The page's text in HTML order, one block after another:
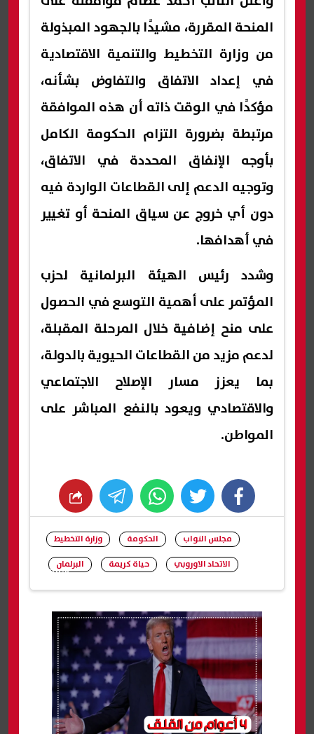
المنحة المقررة، مشيدًا بالجهود المبذولة
من وزارة التخطيط والتنمية الاقتصادية
في إعداد الاتفاق والتفاوض بشأنه،
مؤكدًا في الوقت ذاته أن هذه الموافقة
مرتبطة بضرورة التزام الحكومة الكامل
بأوجه الإنفاق المحددة في الاتفاق،
وتوجيه الدعم إلى القطاعات الواردة فيه
دون أي خروج عن سياق المنحة أو تغيير
في أهدافها.
وشدد رئيس الهيئة البرلمانية لحزب
المؤتمر على أهمية التوسع في الحصول
على منح إضافية خلال المرحلة المقبلة،
لدعم مزيد من القطاعات الحيوية بالدولة،
بما يعزز مسار الإصلاح الاجتماعي
والاقتصادي ويعود بالنفع المباشر على
المواطن.
facebook
twitter
whats
شارك
مجلس النواب الحكومة
وزارة التخطيط
الاتحاد الاوروبي
حياة كريمة البرلمان